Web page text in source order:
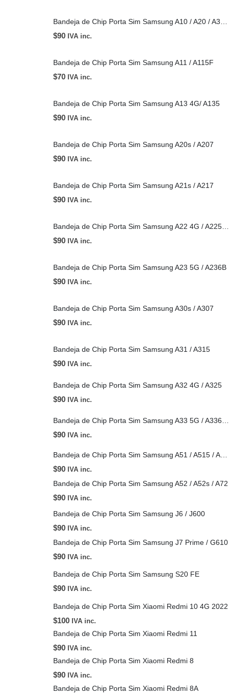
$90 IVA inc.
Bandeja de Chip Porta Sim Samsung A11 / A115F
$70 IVA inc.
Bandeja de Chip Porta Sim Samsung A13 4G/ A135
$90 IVA inc.
Bandeja de Chip Porta Sim Samsung A20s / A207
$90 IVA inc.
Bandeja de Chip Porta Sim Samsung A21s / A217
$90 IVA inc.
$90 IVA inc.
Bandeja de Chip Porta Sim Samsung A23 5G / A236B
$90 IVA inc.
Bandeja de Chip Porta Sim Samsung A30s / A307
$90 IVA inc.
Bandeja de Chip Porta Sim Samsung A31 / A315
$90 IVA inc.
Bandeja de Chip Porta Sim Samsung A32 4G / A325
$90 IVA inc.
$90 IVA inc.
$90 IVA inc.
Bandeja de Chip Porta Sim Samsung A52 / A52s / A72
$90 IVA inc.
Bandeja de Chip Porta Sim Samsung J6 / J600
$90 IVA inc.
Bandeja de Chip Porta Sim Samsung J7 Prime / G610
$90 IVA inc.
Bandeja de Chip Porta Sim Samsung S20 FE
$90 IVA inc.
Bandeja de Chip Porta Sim Xiaomi Redmi 10 4G 2022
$100 IVA inc.
Bandeja de Chip Porta Sim Xiaomi Redmi 11
$90 IVA inc.
Bandeja de Chip Porta Sim Xiaomi Redmi 8
$90 IVA inc.
Bandeja de Chip Porta Sim Xiaomi Redmi 8A